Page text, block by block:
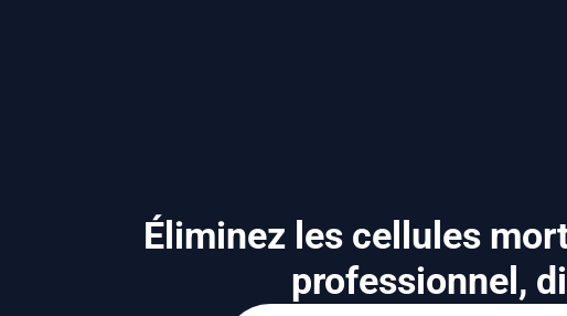
Éliminez les cellules
professionnel,